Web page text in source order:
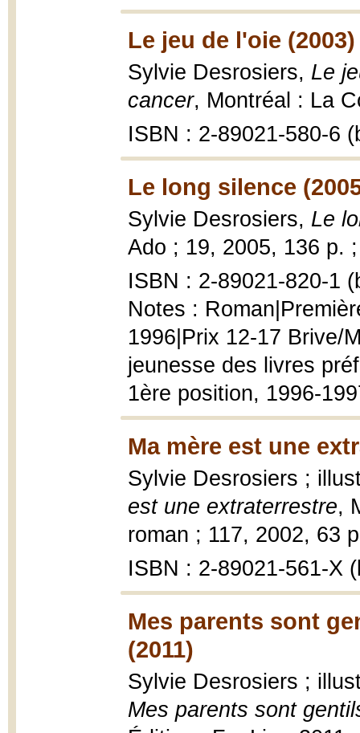
Le jeu de l'oie (2003)
Sylvie Desrosiers, Le
cancer, Montréal : La
ISBN : 2-89021-580-6
Le long silence
Sylvie Desrosiers, Le
Ado ; 19, 2005, 136 p.
ISBN : 2-89021-820-1
Notes :
1996|Prix 12-17 Brive/
jeunesse des livres
1ère position, 1996-
Ma mère est une
Sylvie Desrosiers ;
est une extraterrestre,
roman ; 117, 2002, 63
ISBN : 2-89021-561-X
Mes parents sont
(2011)
Sylvie Desrosiers ;
Mes parents sont